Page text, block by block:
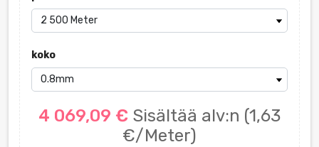
koko
4 069,09 € Sisältää alv:n (1,63
€/Meter)